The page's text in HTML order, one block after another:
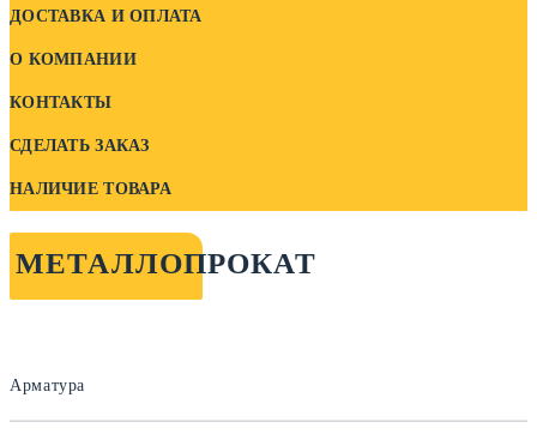
ДОСТАВКА И ОПЛАТА
О КОМПАНИИ
КОНТАКТЫ
СДЕЛАТЬ ЗАКАЗ
НАЛИЧИЕ ТОВАРА
МЕТАЛЛОПРОКАТ
Арматура